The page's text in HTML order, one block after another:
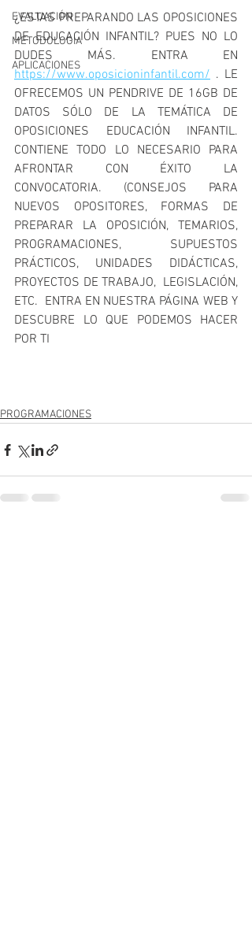
EVALUACIÓN
METODOLOGIA
APLICACIONES
¿ESTAS PREPARANDO LAS OPOSICIONES
DE EDUCACIÓN INFANTIL? PUES NO LO
https://www.oposicioninfantil.com/ . LE
OFRECEMOS UN PENDRIVE DE 16GB DE
DATOS SÓLO DE LA TEMÁTICA DE
OPOSICIONES EDUCACIÓN INFANTIL.
CONTIENE TODO LO NECESARIO PARA
AFRONTAR CON ÉXITO LA
CONVOCATORIA. (CONSEJOS PARA
NUEVOS OPOSITORES, FORMAS DE
PREPARAR LA OPOSICIÓN, TEMARIOS,
PROGRAMACIONES, SUPUESTOS
PRÁCTICOS, UNIDADES DIDÁCTICAS,
PROYECTOS DE TRABAJO,  LEGISLACIÓN,
ETC.  ENTRA EN NUESTRA PÁGINA WEB Y
DESCUBRE LO QUE PODEMOS HACER
POR TI
PROGRAMACIONES